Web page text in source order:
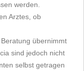
werden.
Arztes, ob
übernimmt
sind jedoch nicht
selbst getragen